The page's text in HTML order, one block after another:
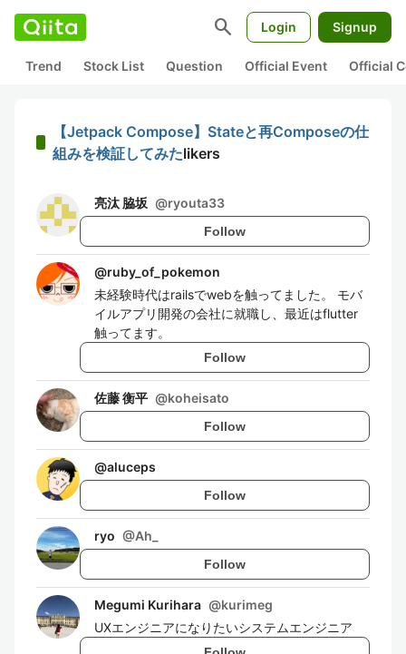
search Login Signup
Trend Stock List Question Official Event Official
【Jetpack Compose】Stateと再Composeの仕
組みを検証してみたlikers
亮汰 脇坂 @ryouta33
Follow
@ruby_of_pokemon
未経験時代はrailsでwebを触ってました。 モバ
イルアプリ開発の会社に就職し、最近はflutter
触ってます。
Follow
佐藤 衡平 @koheisato
Follow
@aluceps
Follow
ryo @Ah_
Follow
Megumi Kurihara @kurimeg
UXエンジニアになりたいシステムエンジニア